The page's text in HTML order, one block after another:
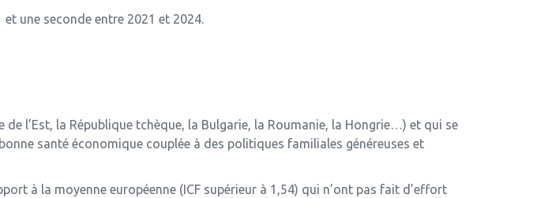
une seconde entre 2021 et 2024.
l’Est, la République tchèque, la Bulgarie, la Roumanie, la Hongrie…) et qui se
santé économique couplée à des politiques familiales généreuses et
à la moyenne européenne (ICF supérieur à 1,54) qui n’ont pas fait d’effort